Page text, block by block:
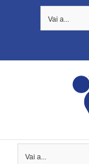
Vai a...
Vai a...